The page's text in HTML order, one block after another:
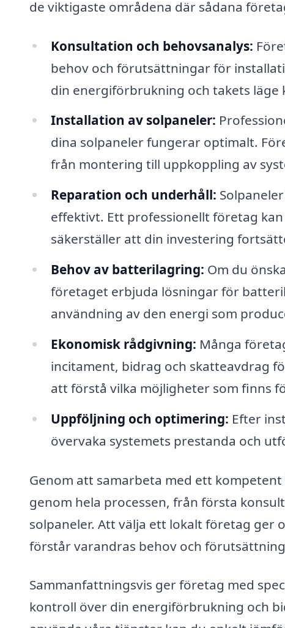
de viktigaste områdena där sådana
Konsultation och behovsanalys:
behov och förutsättningar för
din energiförbrukning och takets läge
Installation av solpaneler:
dina solpaneler fungerar optimalt.
från montering till uppkoppling av
Reparation och underhåll:
effektivt. Ett professionellt företag
säkerställer att din investering
Behov av batterilagring: Om du
företaget erbjuda lösningar för
användning av den energi som
Ekonomisk rådgivning: Många
incitament, bidrag och skatteavdrag
att förstå vilka möjligheter som finns
Uppföljning och optimering: Efter
övervaka systemets prestanda och
Genom att samarbeta med ett
genom hela processen, från första
solpaneler. Att välja ett lokalt företag ger
förstår varandras behov och
Sammanfattningsvis ger företag med
kontroll över din energiförbrukning och